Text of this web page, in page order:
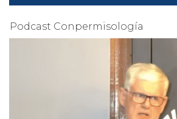
Podcast Conpermisología